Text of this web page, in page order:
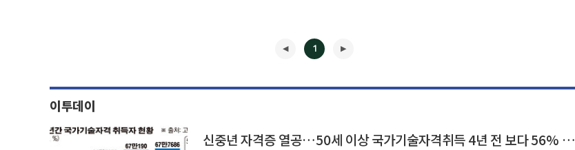
1
이투데이
신중년 자격증 열공…50세 이상 국가기술자격취득 4년 전 보다 56% 증가